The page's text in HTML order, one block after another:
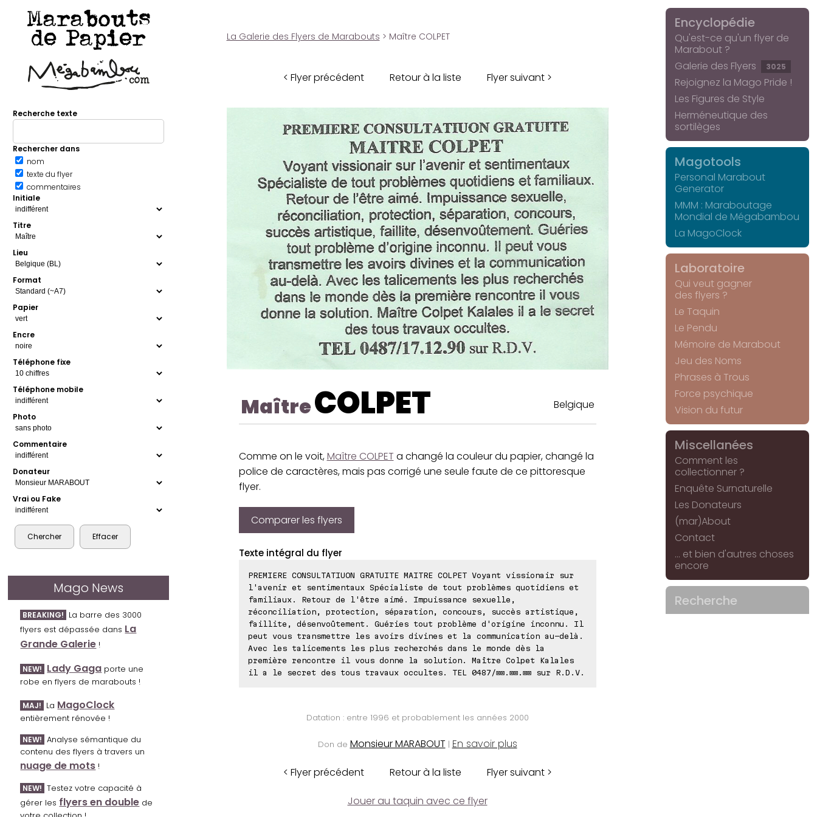
Marabouts
de Papier
Recherche texte
Rechercher dans
nom
texte du flyer
commentaires
Initiale
Titre
Lieu
Format
Papier
Encre
Téléphone fixe
Téléphone mobile
Photo
Commentaire
Donateur
Vrai ou Fake
Mago News
BREAKING! La barre des 3000
flyers est dépassée dans La
Grande Galerie !
NEW! Lady Gaga porte une
robe en flyers de marabouts !
MAJ! La MagoClock
entièrement rénovée !
NEW! Analyse sémantique du
contenu des flyers à travers un
nuage de mots !
NEW! Testez votre capacité à
gérer les flyers en double de
La Galerie des Flyers de Marabouts > Maître COLPET
< Flyer précédent Retour à la liste Flyer suivant >
MaîtreCOLPET Belgique
Comme on le voit,Maître COLPET a changé la couleur du papier, changé la
police de caractères, mais pas corrigé une seule faute de ce pittoresque
flyer.
Comparer les flyers
Texte intégral du flyer
PREMIERE CONSULTATIUON GRATUITE MAITRE COLPET Voyant vissionair sur
l'avenir et sentimentaux Spécialiste de tout problèmes quotidiens et
familiaux. Retour de l'être aimé. Impuissance sexuelle,
réconciliation, protection, séparation, concours, succès artistique,
faillite, désenvoûtement. Guéries tout problème d'origine inconnu. Il
peut vous transmettre les avoirs divines et la communication au-delà.
Avec les talicements les plus recherchés dans le monde dès la
première rencontre il vous donne la solution. Maître Colpet Kalales
il a le secret des tous travaux occultes. TEL 0487/⊠⊠.⊠⊠.⊠⊠ sur R.D.V.
Datation : entre 1996 et probablement les années 2000
Don de Monsieur MARABOUT | En savoir plus
< Flyer précédent Retour à la liste Flyer suivant >
Jouer au taquin avec ce flyer
Encyclopédie
Qu'est-ce qu'un flyer de
Marabout ?
Galerie des Flyers
3025
Rejoignez la Mago Pride !
Les Figures de Style
Herméneutique des
sortilèges
Magotools
Personal Marabout
Generator
MMM : Maraboutage
Mondial de Mégabambou
La MagoClock
Laboratoire
Qui veut gagner
des flyers ?
Le Taquin
Le Pendu
Mémoire de Marabout
Jeu des Noms
Phrases à Trous
Force psychique
Vision du futur
Miscellanées
Comment les
collectionner ?
Enquête Surnaturelle
Les Donateurs
(mar)About
Contact
... et bien d'autres choses
encore
Recherche